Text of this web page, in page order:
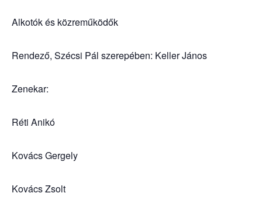
Alkotók és közreműködők
Rendező, Szécsi Pál szerepében: Keller János
Zenekar:
Réti Anikó
Kovács Gergely
Kovács Zsolt